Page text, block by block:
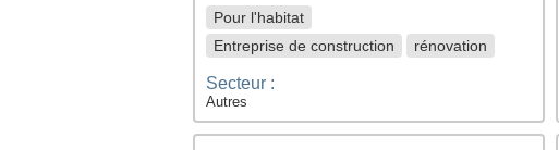
Pour l'habitat
Entreprise de construction
rénovation
Secteur :
Autres